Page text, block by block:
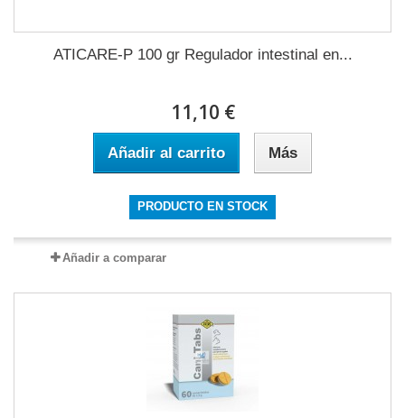
ATICARE-P 100 gr Regulador intestinal en...
11,10 €
Añadir al carrito Más
PRODUCTO EN STOCK
Añadir a comparar